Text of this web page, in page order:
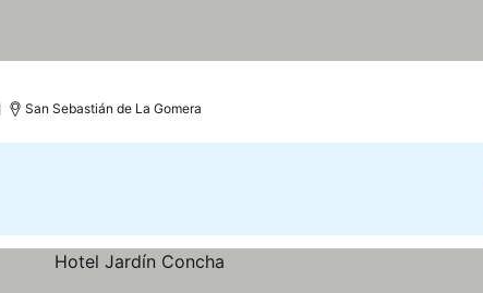
San Sebastián de La Gomera